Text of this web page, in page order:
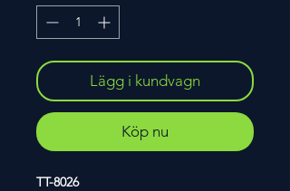
Lägg i kundvagn
Köp nu
TT-8026